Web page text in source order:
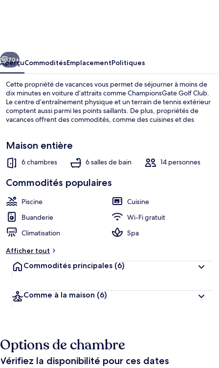
Champions
Gate
3
Villa (1447RFAIR) | Piscine | Piscine
Suivant
70+
AperçuCommoditésEmplacementPolitiques
Cette propriété de vacances vous permet de séjourner à moins de
dix minutes en voiture d’attraits comme ChampionsGate Golf Club.
Le centre d’entraînement physique et un terrain de tennis extérieur
comptent aussi parmi les points saillants. De plus, propriétés de
vacances offrent des commodités, comme des cuisines et des
Maison entière
6 chambres 6 salles de bain 14 personnes
Commodités populaires
Piscine
Cuisine
Buanderie
Wi-Fi gratuit
Climatisation
Spa
Afficher tout
Commodités principales (6)
Comme à la maison (6)
Options de chambre
Vérifiez la disponibilité pour ces dates